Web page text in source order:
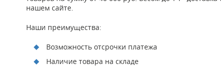
нашем сайте.
Наши преимущества:
Возможность отсрочки платежа
Наличие товара на складе